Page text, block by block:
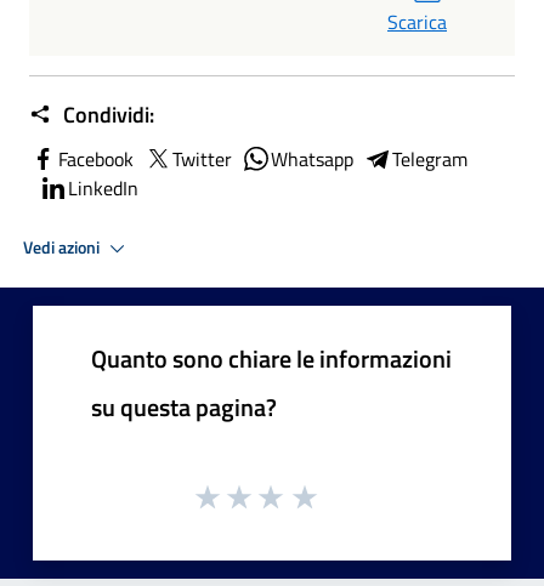
Scarica
Condividi:
Facebook Twitter Whatsapp
Telegram
LinkedIn
Vedi azioni
Quanto sono chiare le informazioni
su questa pagina?